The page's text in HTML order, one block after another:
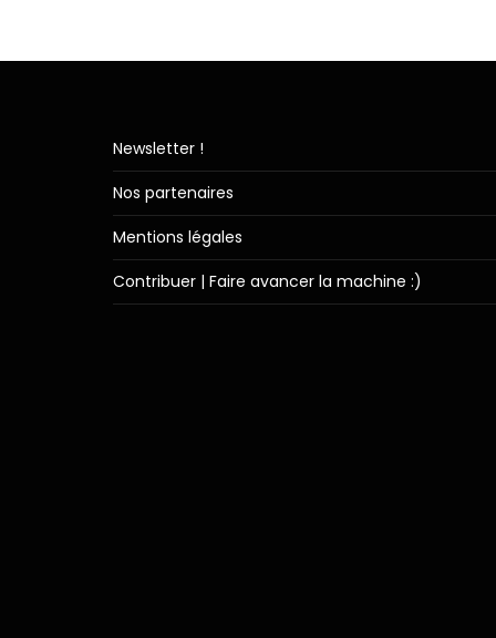
Newsletter !
Nos partenaires
Mentions légales
Contribuer | Faire avancer la machine :)